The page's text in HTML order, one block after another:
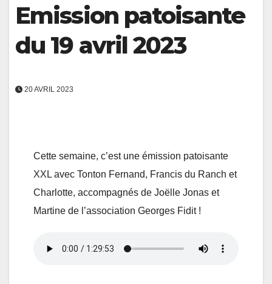
Emission patoisante
du 19 avril 2023
20 AVRIL 2023
Cette semaine, c’est une émission patoisante
XXL avec Tonton Fernand, Francis du Ranch et
Charlotte, accompagnés de Joëlle Jonas et
Martine de l’association Georges Fidit !